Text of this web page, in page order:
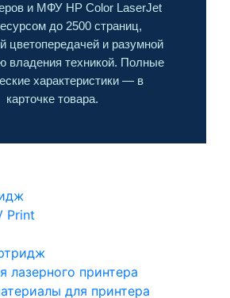
и МФУ HP Color LaserJet
до 2500 страниц,
цветопередачей и разумной
владения техникой. Полные
характеристики — в
карточке товара.
Print
лазерного принтера
для принтера